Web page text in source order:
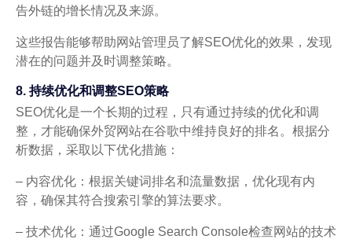
告外链的增长情况及来源。
这些报告能够帮助网站管理员了解SEO优化的效果，发现
潜在的问题并及时调整策略。
8. 持续优化和调整SEO策略
SEO优化是一个长期的过程，只有通过持续的优化和调
整，才能确保外贸网站在谷歌中维持良好的排名。根据分
析数据，采取以下优化措施：
– 内容优化：根据关键词排名和流量数据，优化现有内
容，确保其符合搜索引擎的算法要求。
– 技术优化：通过Google Search Console检查网站的技术